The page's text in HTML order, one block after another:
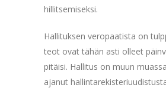
hillitsemiseksi.
Hallituksen veropaatista on
teot ovat tähän asti olleet
pitäisi. Hallitus on muun
ajanut